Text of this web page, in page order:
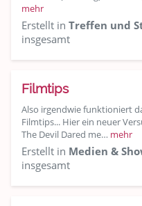
mehr
Erstellt in Treffen und
insgesamt
Filmtips
Also irgendwie funktioniert
Filmtips... Hier ein neuer
The Devil Dared me… mehr
Erstellt in Medien &
insgesamt